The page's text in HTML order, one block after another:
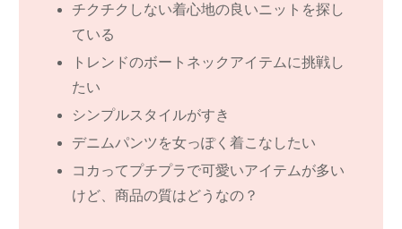
チクチクしない着心地の良いニットを探し
ている
トレンドのボートネックアイテムに挑戦し
たい
シンプルスタイルがすき
デニムパンツを女っぽく着こなしたい
コカってプチプラで可愛いアイテムが多い
けど、商品の質はどうなの？